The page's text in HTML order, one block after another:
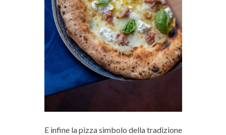
E infine la pizza simbolo della tradizione